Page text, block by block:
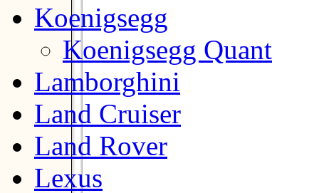
Koenigsegg
Koenigsegg Quant
Lamborghini
Land Cruiser
Land Rover
Lexus